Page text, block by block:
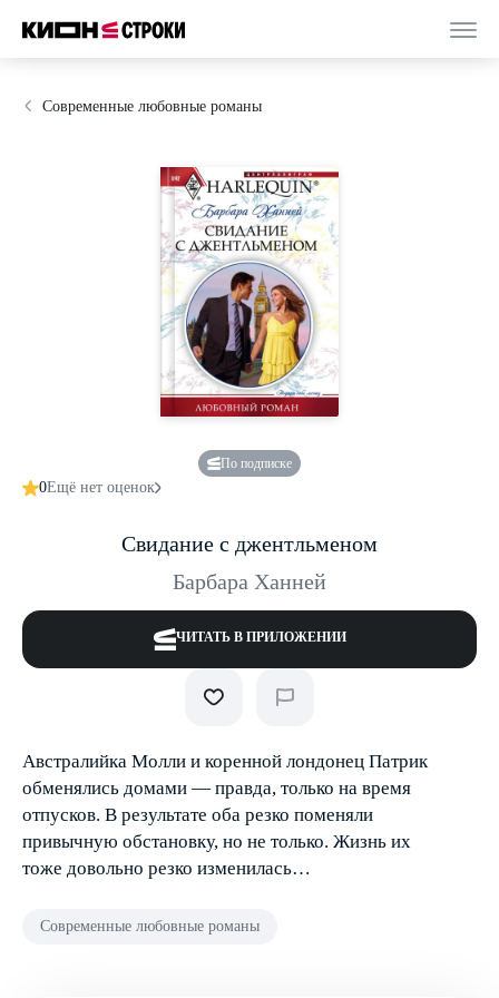
Современные любовные романы
По подписке
0Ещё нет оценок
Свидание с джентльменом
Барбара Ханней
ЧИТАТЬ В ПРИЛОЖЕНИИ
Австралийка Молли и коренной лондонец Патрик
обменялись домами — правда, только на время
отпусков. В результате оба резко поменяли
привычную обстановку, но не только. Жизнь их
тоже довольно резко изменилась…
Современные любовные романы